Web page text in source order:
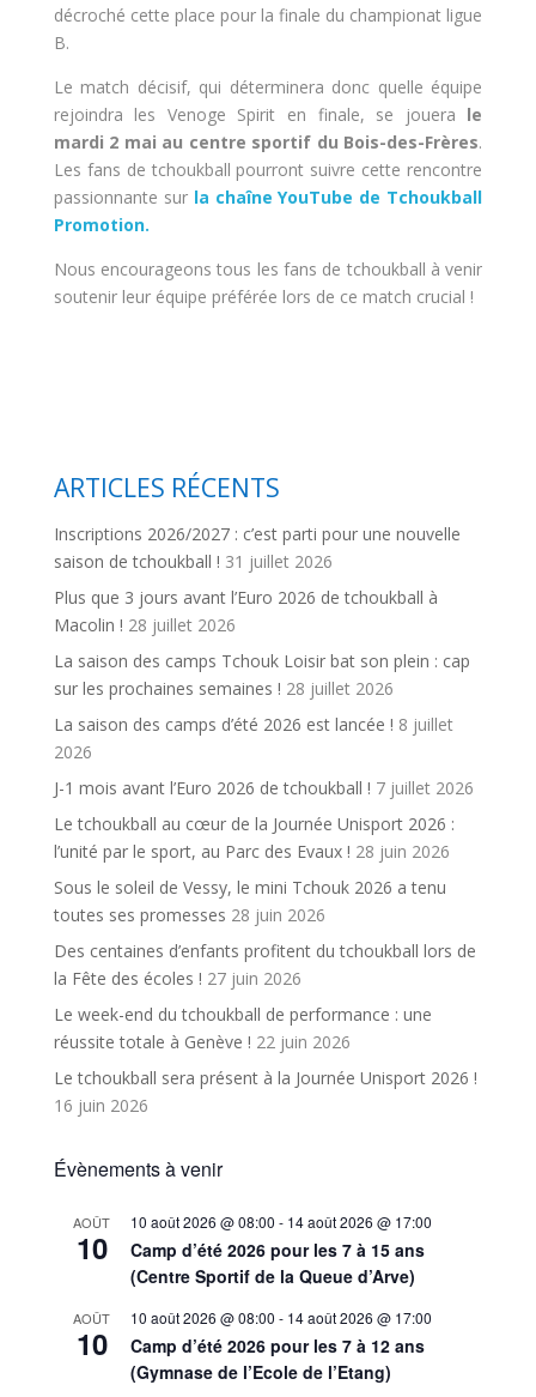
décroché cette place pour la finale du championat ligue
B.
Le match décisif, qui déterminera donc quelle équipe
rejoindra les Venoge Spirit en finale, se jouera le
mardi 2 mai au centre sportif du Bois-des-Frères.
Les fans de tchoukball pourront suivre cette rencontre
passionnante surla chaîne YouTube de Tchoukball
Promotion.
Nous encourageons tous les fans de tchoukball à venir
soutenir leur équipe préférée lors de ce match crucial !
ARTICLES RÉCENTS
Inscriptions 2026/2027 : c’est parti pour une nouvelle
saison de tchoukball ! 31 juillet 2026
Plus que 3 jours avant l’Euro 2026 de tchoukball à
Macolin ! 28 juillet 2026
La saison des camps Tchouk Loisir bat son plein : cap
sur les prochaines semaines ! 28 juillet 2026
La saison des camps d’été 2026 est lancée ! 8 juillet
2026
J-1 mois avant l’Euro 2026 de tchoukball ! 7 juillet 2026
Le tchoukball au cœur de la Journée Unisport 2026 :
l’unité par le sport, au Parc des Evaux ! 28 juin 2026
Sous le soleil de Vessy, le mini Tchouk 2026 a tenu
toutes ses promesses 28 juin 2026
Des centaines d’enfants profitent du tchoukball lors de
la Fête des écoles ! 27 juin 2026
Le week-end du tchoukball de performance : une
réussite totale à Genève ! 22 juin 2026
Le tchoukball sera présent à la Journée Unisport 2026 !
16 juin 2026
Évènements à venir
AOÛT
10
10 août 2026 @ 08:00 - 14 août 2026 @ 17:00
Camp d’été 2026 pour les 7 à 15 ans
(Centre Sportif de la Queue d’Arve)
AOÛT
10
10 août 2026 @ 08:00 - 14 août 2026 @ 17:00
Camp d’été 2026 pour les 7 à 12 ans
(Gymnase de l’Ecole de l’Etang)